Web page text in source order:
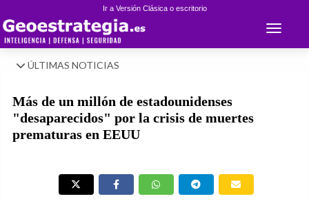
Ir a Versión Clásica o escritorio
Toggle
ÚLTIMAS NOTICIAS
Más de un millón de estadounidenses
"desaparecidos" por la crisis de muertes
prematuras en EEUU